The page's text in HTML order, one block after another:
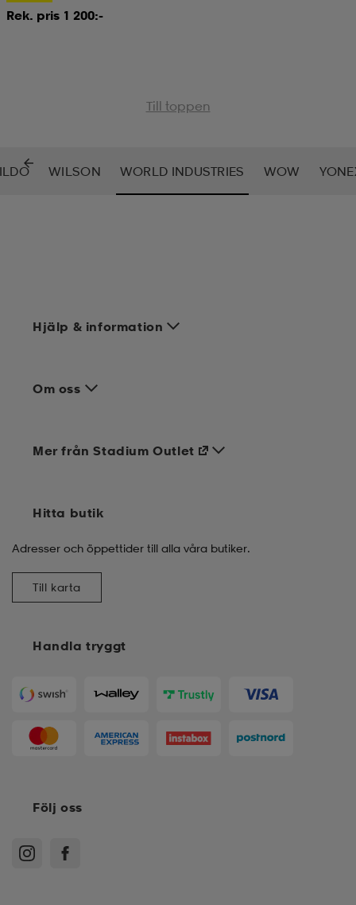
Rek. pris 1 200:-
Till toppen
WILSON WORLD INDUSTRIES WOW
Hjälp & information
Om oss
Handla tryggt
Mer från Stadium Outlet
Hitta butik
Adresser och öppettider till alla våra butiker.
Till karta
Följ oss